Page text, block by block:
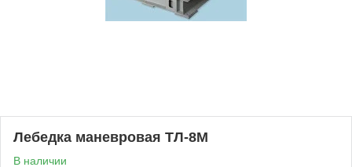
Лебедка маневровая ТЛ-8М
В наличии